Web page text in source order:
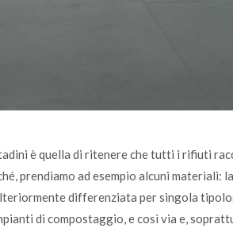
è quella di ritenere che tutti i rifiuti
prendiamo ad esempio alcuni materiali:
differenziata per singola
di compostaggio, e così via e,